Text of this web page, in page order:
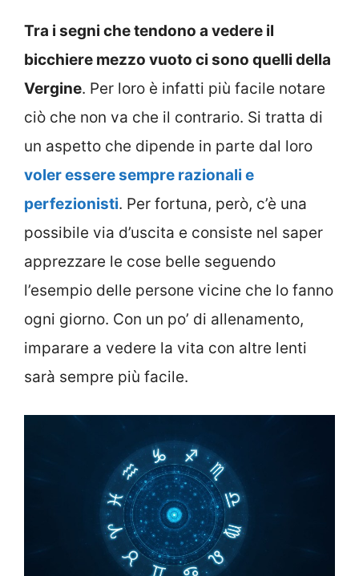
Tra i segni che tendono a vedere il
bicchiere mezzo vuoto ci sono quelli della
Vergine. Per loro è infatti più facile notare
ciò che non va che il contrario. Si tratta di
un aspetto che dipende in parte dal loro
voler essere sempre razionali e
perfezionisti. Per fortuna, però, c’è una
possibile via d’uscita e consiste nel saper
apprezzare le cose belle seguendo
l’esempio delle persone vicine che lo fanno
ogni giorno. Con un po’ di allenamento,
imparare a vedere la vita con altre lenti
sarà sempre più facile.